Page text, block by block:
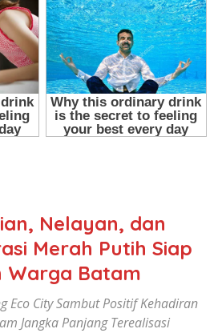
Nelayan, dan
Merah Putih Siap
Warga Batam
Eco City Sambut Positif Kehadiran
Jangka Panjang Terealisasi